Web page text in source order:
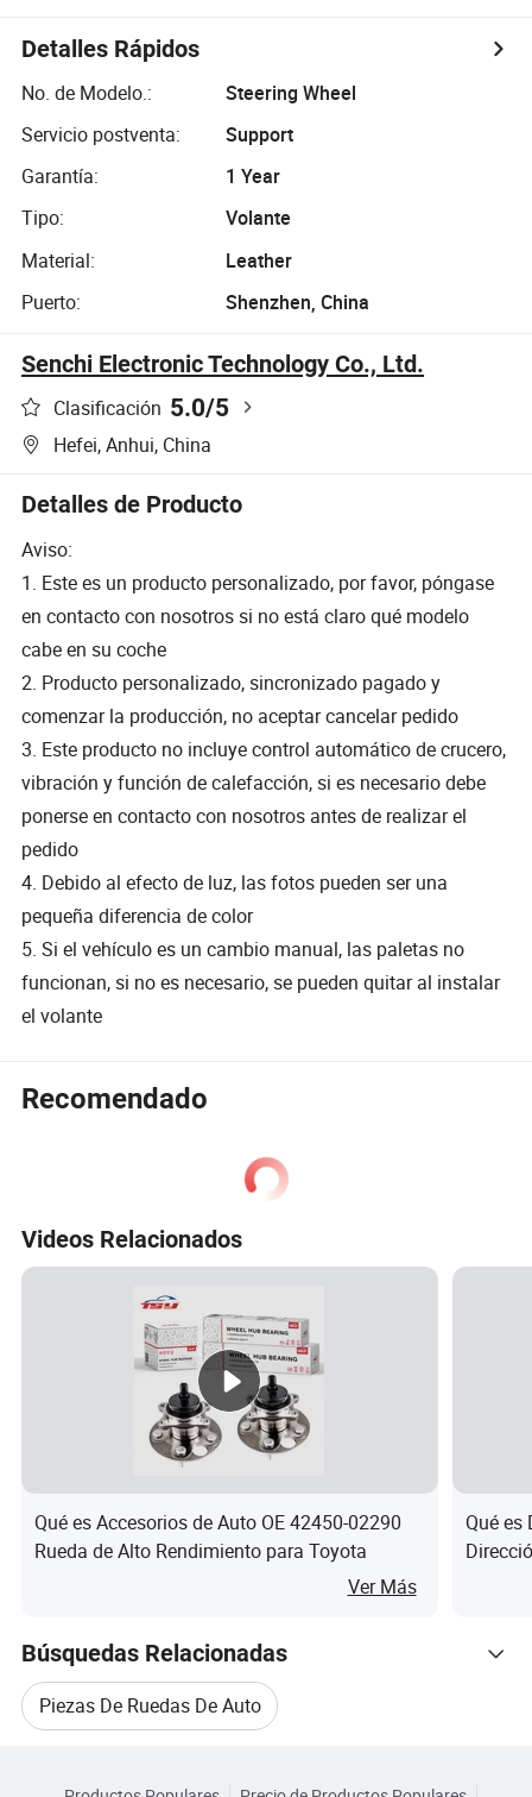
Amg
Modificación
Auto Carreras
OEM/ODM
Cla Gla Amg
Detalles Rápidos
No. de Modelo.:
Steering Wheel
Servicio postventa:
Support
Garantía:
1 Year
Tipo:
Volante
Material:
Leather
Puerto:
Shenzhen, China
Senchi Electronic Technology Co., Ltd.
Clasificación 5.0/5
Hefei, Anhui, China
Detalles de Producto
Aviso:
1. Este es un producto personalizado, por favor, póngase
en contacto con nosotros si no está claro qué modelo
cabe en su coche
2. Producto personalizado, sincronizado pagado y
comenzar la producción, no aceptar cancelar pedido
3. Este producto no incluye control automático de crucero,
vibración y función de calefacción, si es necesario debe
ponerse en contacto con nosotros antes de realizar el
pedido
4. Debido al efecto de luz, las fotos pueden ser una
pequeña diferencia de color
5. Si el vehículo es un cambio manual, las paletas no
funcionan, si no es necesario, se pueden quitar al instalar
el volante
Recomendado
Videos Relacionados
Qué es Accesorios de Auto OE 42450-02290
Rueda de Alto Rendimiento para Toyota
Ver Más
Qué es
Búsquedas Relacionadas
Piezas De Ruedas De Auto